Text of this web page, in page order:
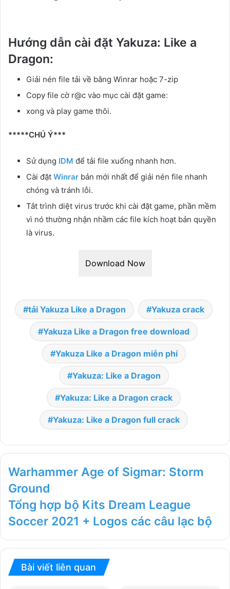
Hướng dẫn cài đặt Yakuza: Like a
Dragon:
Giải nén file tải về bằng Winrar hoặc 7-zip
Copy file cờ r@c vào mục cài đặt game:
xong và play game thôi.
*****CHÚ Ý***
Sử dụng IDM để tải file xuống nhanh hơn.
Cài đặt Winrar bản mới nhất để giải nén file nhanh
chóng và tránh lỗi.
Tắt trình diệt virus trước khi cài đặt game, phần mềm
vì nó thường nhận nhầm các file kích hoạt bản quyền
là virus.
Download Now
tải Yakuza Like a Dragon Yakuza crack
Yakuza Like a Dragon free download
Yakuza Like a Dragon miễn phí
Yakuza: Like a Dragon
Yakuza: Like a Dragon crack
Yakuza: Like a Dragon full crack
Warhammer Age of Sigmar: Storm
Ground
Tổng hợp bộ Kits Dream League
Soccer 2021 + Logos các câu lạc bộ
Bài viết liên quan